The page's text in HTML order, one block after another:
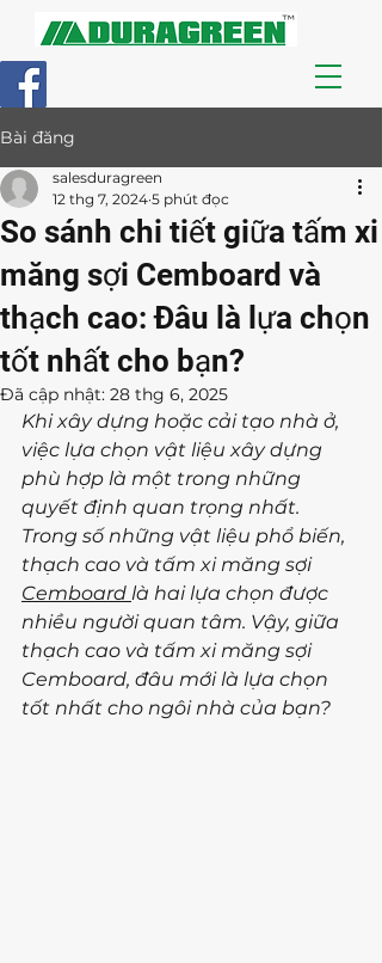
Bài đăng
So sánh chi tiết giữa tấm xi
măng sợi Cemboard và
thạch cao: Đâu là lựa chọn
tốt nhất cho bạn?
salesduragreen
12 thg 7, 2024 5 phút đọc
Đã cập nhật: 28 thg 6, 2025
Khi xây dựng hoặc cải tạo nhà ở,
việc lựa chọn vật liệu xây dựng
phù hợp là một trong những
quyết định quan trọng nhất.
Trong số những vật liệu phổ biến,
thạch cao và tấm xi măng sợi
Cemboard là hai lựa chọn được
nhiều người quan tâm. Vậy, giữa
thạch cao và tấm xi măng sợi
Cemboard, đâu mới là lựa chọn
tốt nhất cho ngôi nhà của bạn?